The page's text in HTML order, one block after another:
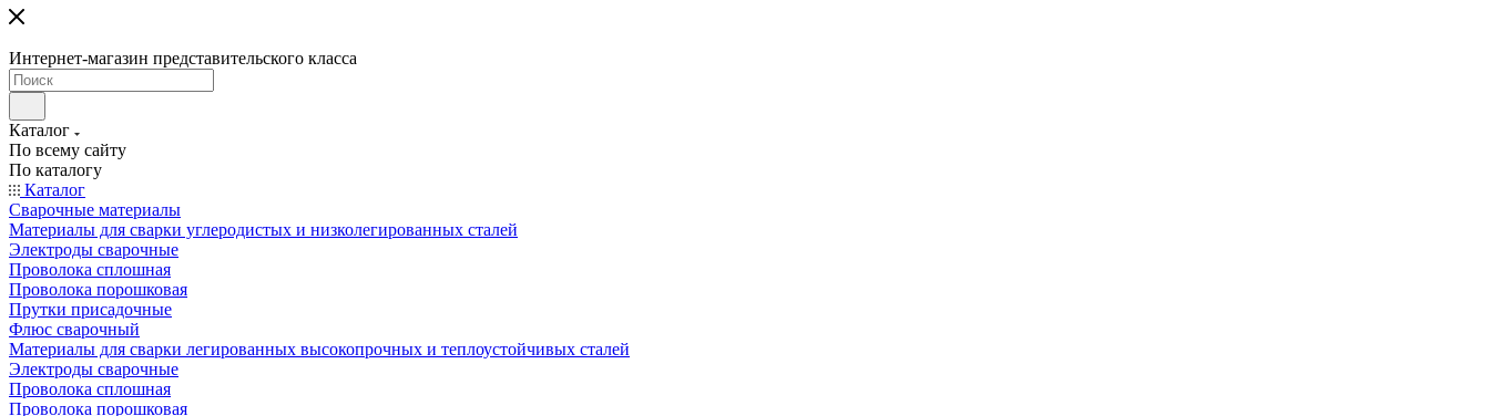
Интернет-магазин представительского класса
Каталог
По всему сайту
По каталогу
Каталог
Сварочные материалы
Материалы для сварки углеродистых и низколегированных сталей
Электроды сварочные
Проволока сплошная
Проволока порошковая
Прутки присадочные
Флюс сварочный
Материалы для сварки легированных высокопрочных и теплоустойчивых сталей
Электроды сварочные
Проволока сплошная
Проволока порошковая